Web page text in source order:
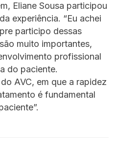
Eliane Sousa participou
experiência. “Eu achei
participo dessas
muito importantes,
profissional
do paciente.
AVC, em que a rapidez
é fundamental